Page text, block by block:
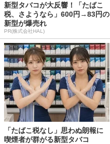
新型タバコが大反響！「たばこ
税、さようなら」600円→83円の
新型が爆売れ
PR(株式会社HAL)
「たばこ税なし」思わぬ朗報に
喫煙者が群がる新型タバコ